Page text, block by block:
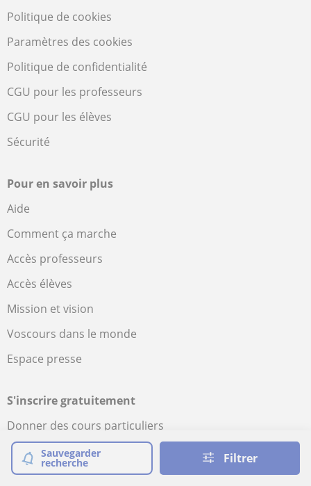
Sauvegarder
recherche Filtrer
Politique de cookies
Paramètres des cookies
Politique de confidentialité
CGU pour les professeurs
CGU pour les élèves
Sécurité
Pour en savoir plus
Aide
Comment ça marche
Accès professeurs
Accès élèves
Mission et vision
Voscours dans le monde
Espace presse
S'inscrire gratuitement
Donner des cours particuliers
Élèves pour vos cours